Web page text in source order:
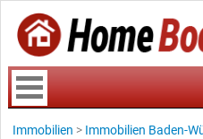
Immobilien > Immobilien Baden-